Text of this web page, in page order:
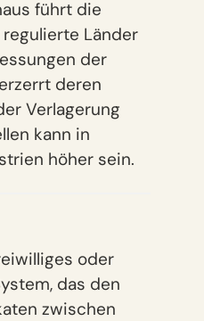
führt die
Länder
der
deren
Verlagerung
kann in
höher sein.
oder
das den
zwischen